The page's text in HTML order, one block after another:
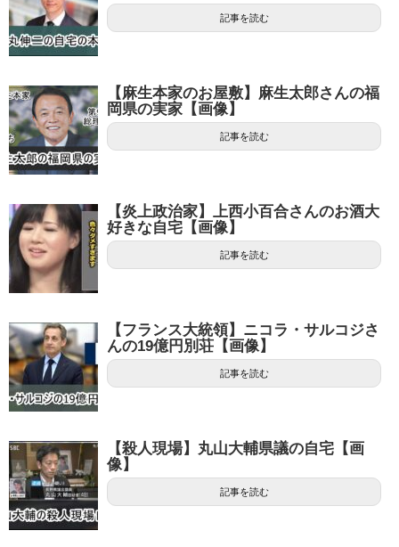
記事を読む
【麻生本家のお屋敷】麻生太郎さんの福
岡県の実家【画像】
記事を読む
【炎上政治家】上西小百合さんのお酒大
好きな自宅【画像】
記事を読む
【フランス大統領】ニコラ・サルコジさ
んの19億円別荘【画像】
記事を読む
【殺人現場】丸山大輔県議の自宅【画
像】
記事を読む